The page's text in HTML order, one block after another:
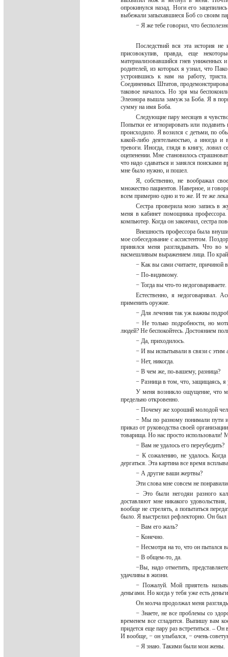
опрокинулся назад. Ноги его
выбежали запыхавшиеся Боб со своим
− Я же тебе говорил, что
Последствий вся эта история
присовокупив, правда, еще
материализовавшийся гнев униженных
родителей, из которых я узнал, что
устроившись к нам на работу,
Соединенных Штатов,
таковое началось. Но зря мы
Элеонора вышла замуж за Боба. Я в
сумму на имя Боба.
Следующие пару месяцев я
Попытки ее игнорировать или
происходило. Я возился с детьми, по
какой-либо деятельностью, а иногда
тревоги. Иногда, глядя в книгу, ловил
оцепенении. Мне становилось
что надо сдаваться и занялся
мне было нужно, и пошел.
Я, собственно, не воображал
множество пациентов. Наверное, и
всем примерно одно и то же. И те же
Сестра проверила мою запись в
меня в кабинет помощника
компьютер. Когда он закончил, сестра
Внешность профессора была
мое собеседование с ассистентом.
принялся меня разглядывать. Что во
насмешливым выражением лица. По
− Как вы сами считаете, причиной
− По-видимому.
− Тогда вы что-то
Естественно, я недоговаривал.
применить оружие.
− Для лечения так уж важны
− Не только подробности, но
людей? Не беспокойтесь. Достоянием
− Да, приходилось.
− И вы испытывали в связи с этим
− Нет, никогда.
− В чем же, по-вашему, разница?
− Разница в том, что, защищаясь,
У меня возникло ощущение, что
предельно откровенно.
− Почему же хороший молодой
− Мы по разному понимали пути и
приказ от руководства своей
товарища. Но нас просто использовали!
− Вам не удалось его переубедить?
− К сожалению, не удалось.
дергаться. Эта картина все время
− А другие ваши жертвы?
Эти слова мне совсем не
− Это были негодяи разного
доставляют мне никакого
вообще не стрелять, а попытаться
было. Я выстрелил рефлекторно. Он
− Вам его жаль?
− Конечно.
− Несмотря на то, что он пытался
− В общем-то, да.
−Вы, надо отметить,
удачливы в жизни.
− Пожалуй. Мой приятель
деньгами. Но когда у тебя уже есть
Он молча продолжал меня
− Знаете, не все проблемы со
временем все сгладится. Выпишу вам
придется еще пару раз встретиться. –
И вообще, − он улыбался, − очень
− Я знаю. Такими были мои жены.